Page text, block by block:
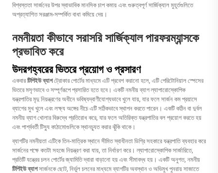
বিশ্বস্ততা সার্জনের উপর স্বাভাবিক মানসিক চাপ কমায় এবং গুরুত্বপূর্ণ সার্জিক্যাল মুহূর্তগুলিতে
অপ্রত্যাশিত সরঞ্জাম-সম্পর্কিত বাধা কমিয়ে দেয়।
নমনীয়তা কীভাবে সরাসরি সার্জিক্যাল পারফরম্যান্সকে
প্রভাবিত করে
উদরগহ্বরের ভিতরে প্রয়োগ ও প্রসারণ
একবার টিপিইউ ব্যাগট্রোকার পোর্টের মাধ্যমে এটি প্রবেশ করানো হলে, এটি পেরিটোনিয়াল স্পেসের
ভিতরে মসৃণভাবে ও সম্পূর্ণরূপে প্রসারিত হতে হবে। একটি নমনীয় ব্যাগ ল্যাপারোস্কোপিক
যন্ত্রপাতির মৃদু নিয়ন্ত্রণের অধীনে ভবিষ্যদ্বাণীযোগ্যভাবে খুলে যায়, যার ফলে সার্জন কম প্রয়াসে
ব্যাগের মুখ খুলে এবং লক্ষ্য অঙ্গের নীচে এটি সঠিকভাবে স্থাপন করতে পারেন। একটি কঠিন বা দুর্বল
নমনীয় ব্যাগ খোলার বিরুদ্ধে প্রতিরোধ করে, যার ফলে অতিরিক্ত যন্ত্রপাতির বল প্রয়োগ করতে হয়
এবং পার্শ্ববর্তী টিস্যু কাঠামোগুলিকে স্থানচ্যুত করার ঝুঁকি থাকে।
ব্যাগটির নমনীয়তা এটিকে তিন-মাত্রিক স্থানে সীমিত স্বাধীনতা ডিগ্রি সহকারে যন্ত্রপাতি ব্যবহার করে
সার্জনের পক্ষে কতটা সহজে নিয়ন্ত্রণ করা যায়, তা নির্ধারণ করে। ল্যাপারোস্কোপিক সার্জারিতে,
প্রতিটি যন্ত্রের চলন পোর্টের জ্যামিতি দ্বারা বাড়ানো হয় এবং সীমাবদ্ধ হয়। একটি অনুগত, নমনীয়
টিপিইউ ব্যাগসার্জনকে ছোট, নির্ভুল চলনের মাধ্যমে ব্যাগটির অবস্থান ও অভিমুখ পুনরায় সাজাতে